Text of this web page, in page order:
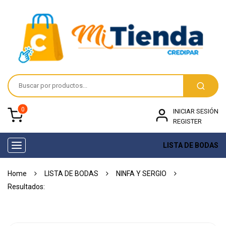
0
INICIAR SESIÓN
REGISTER
Toggle
navigation
LISTA DE BODAS
Home LISTA DE BODAS NINFA Y SERGIO